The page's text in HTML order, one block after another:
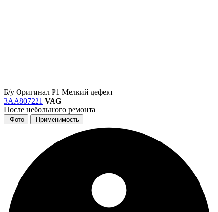
Б/у Оригинал Р1 Мелкий дефект
3AA807221 VAG
После небольшого ремонта
Фото Применимость